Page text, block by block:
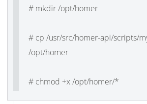
# mkdir /opt/homer
# cp /usr/src/homer-api/scripts/
/opt/homer
# chmod +x /opt/homer/*